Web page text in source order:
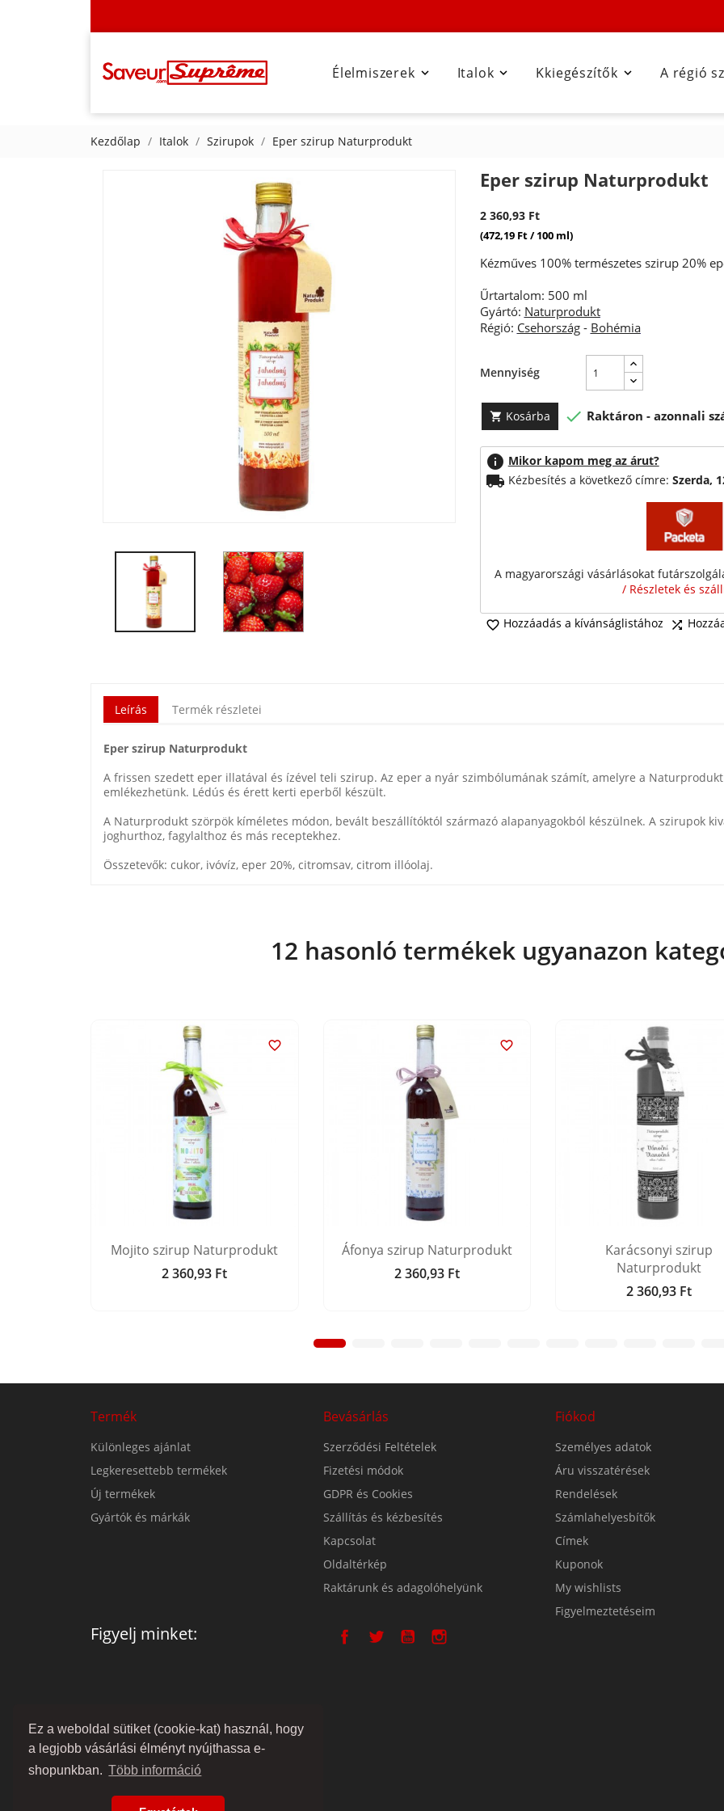
Ez a weboldal sütiket (cookie-kat) használ, hogy
a legjobb vásárlási élményt nyújthassa e-
shopunkban. Több információ

Élelmiszerek 
Italok 
Kkiegészítők A régió
Kezdőlap Italok Szirupok Eper szirup Naturprodukt
Eper szirup Naturprodukt
2 360,93 Ft
(472,19 Ft / 100 ml)
Kézműves 100% természetes szirup 20%
Űrtartalom: 500 ml
Gyártó: Naturprodukt
Régió: Csehország- Bohémia
Mennyiség
 Kosárba  Raktáron - azonnali
info Mikor kapom meg az árut?
local_shipping Kézbesítés a következő címre: Szerda,
A magyarországi vásárlásokat
/ Részletek és
 Hozzáadás a kívánságlistához 
Leírás Termék részletei
Eper szirup Naturprodukt
A frissen szedett eper illatával és ízével teli szirup. Az eper a nyár szimbólumának számít, amelyre a
emlékezhetünk. Lédús és érett kerti eperből készült.
A Naturprodukt szörpök kíméletes módon, bevált beszállítóktól származó alapanyagokból készülnek. A szirupok
joghurthoz, fagylalthoz és más receptekhez.
Összetevők: cukor, ivóvíz, eper 20%, citromsav, citrom illóolaj.
12 hasonló termékek ugyanazon

Mojito szirup Naturprodukt
Ár
2 360,93 Ft

Áfonya szirup Naturprodukt
Ár
2 360,93 Ft
Karácsonyi szirup
Naturprodukt
Ár
2 360,93 Ft
Termék
Különleges ajánlat
Legkeresettebb termékek
Új termékek
Gyártók és márkák
Bevásárlás
Szerződési Feltételek
Fizetési módok
GDPR és Cookies
Szállítás és kézbesítés
Kapcsolat
Oldaltérkép
Raktárunk és adagolóhelyünk
Fiókod
Személyes adatok
Áru visszatérések
Rendelések
Számlahelyesbítők
Címek
Kuponok
My wishlists
Figyelmeztetéseim
Figyelj minket: